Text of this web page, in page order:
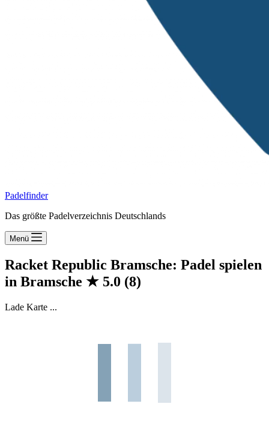
Padelfinder
Das größte Padelverzeichnis Deutschlands
Menü
Racket Republic Bramsche: Padel spielen
in Bramsche ★ 5.0 (8)
Lade Karte ...